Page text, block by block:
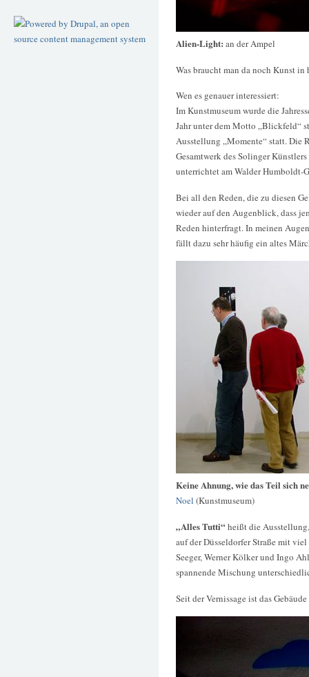
Alien-Light: an der Ampel
Was braucht man da noch Kunst
Wen es genauer interessiert:
Im Kunstmuseum wurde die
Jahr unter dem Motto „Blickfeld“
Ausstellung „Momente“ statt. Die
Gesamtwerk des Solinger
unterrichtet am Walder Humboldt-
Bei all den Reden, die zu diesen
wieder auf den Augenblick, dass
Reden hinterfragt. In meinen
fällt dazu sehr häufig ein altes
Keine Ahnung, wie das Teil sich
Noel (Kunstmuseum)
„Alles Tutti“heißt die
auf der Düsseldorfer Straße mit
Seeger, Werner Kölker und Ingo
spannende Mischung
Seit der Vernissage ist das